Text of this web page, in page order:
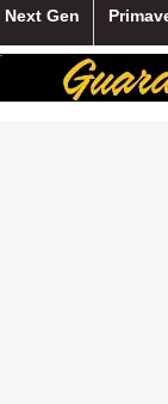
Gen